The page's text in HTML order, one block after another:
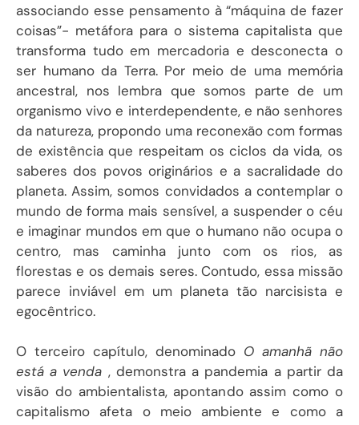
associando esse pensamento à “máquina de fazer
coisas”- metáfora para o sistema capitalista que
transforma tudo em mercadoria e desconecta o
ser humano da Terra. Por meio de uma memória
ancestral, nos lembra que somos parte de um
organismo vivo e interdependente, e não senhores
da natureza, propondo uma reconexão com formas
de existência que respeitam os ciclos da vida, os
saberes dos povos originários e a sacralidade do
planeta. Assim, somos convidados a contemplar o
mundo de forma mais sensível, a suspender o céu
e imaginar mundos em que o humano não ocupa o
centro, mas caminha junto com os rios, as
florestas e os demais seres. Contudo, essa missão
parece inviável em um planeta tão narcisista e
egocêntrico.
O terceiro capítulo, denominado O amanhã não
está a venda , demonstra a pandemia a partir da
visão do ambientalista, apontando assim como o
capitalismo afeta o meio ambiente e como a